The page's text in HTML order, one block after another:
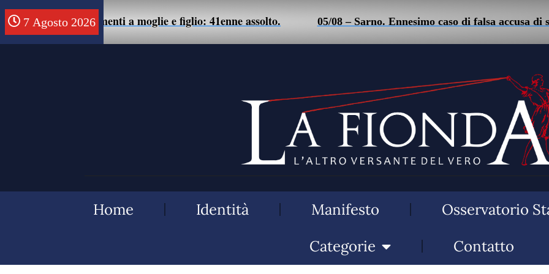
7 Agosto 2026
di maltrattamenti a moglie e figlio: 41enne assolto. 05/08 – Sarno. Ennesimo caso di falsa accusa di
Home Identità Manifesto Osservatorio
Categorie
Contatto